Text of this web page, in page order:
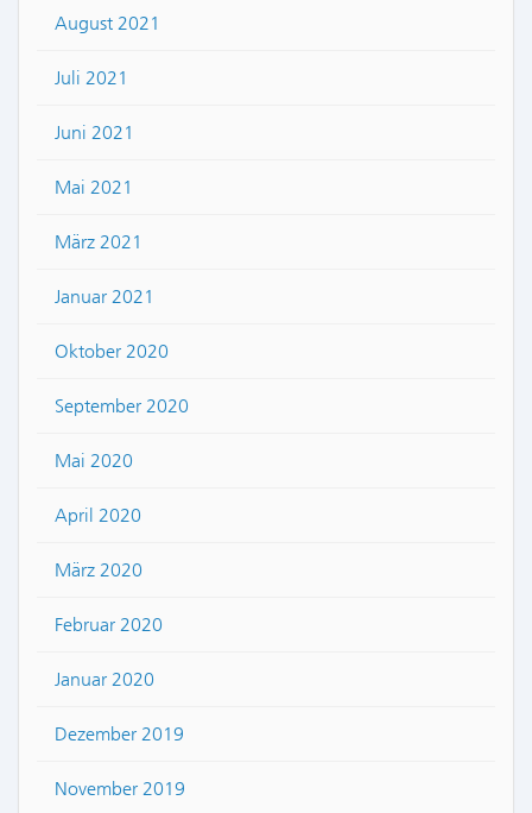
August 2021
Juli 2021
Juni 2021
Mai 2021
März 2021
Januar 2021
Oktober 2020
September 2020
Mai 2020
April 2020
März 2020
Februar 2020
Januar 2020
Dezember 2019
November 2019